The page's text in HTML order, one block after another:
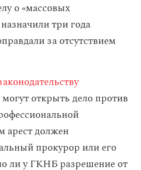
о «массовых
три года
за отсутствием
открыть дело против
арест должен
прокурор или его
ли у ГКНБ разрешение от